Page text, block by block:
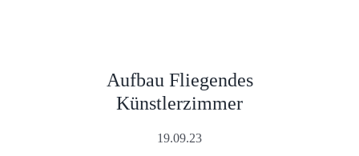
Aufbau Fliegendes
Künstlerzimmer
19.09.23